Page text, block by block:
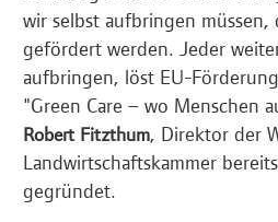
wir selbst aufbringen müssen,
gefördert werden. Jeder
aufbringen, löst EU-
"Green Care – wo Menschen
Robert Fitzthum, Direktor der
Landwirtschaftskammer
gegründet.